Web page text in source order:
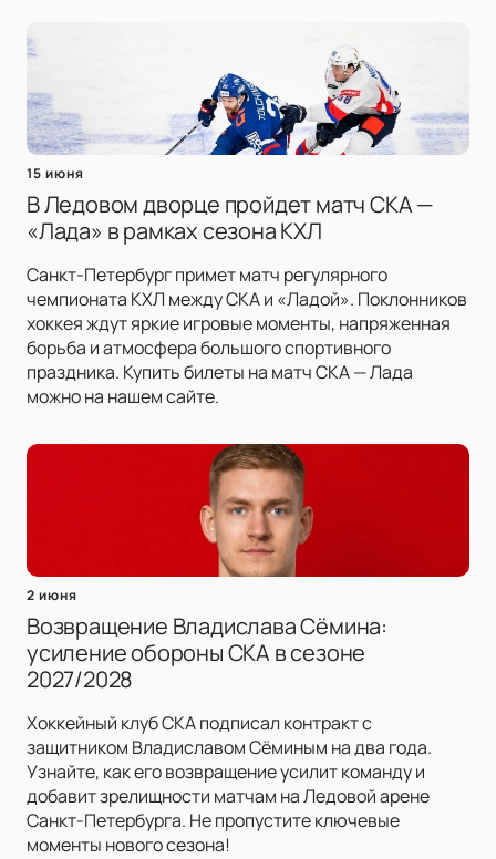
15 июня
В Ледовом дворце пройдет матч СКА —
«Лада» в рамках сезона КХЛ
Санкт-Петербург примет матч регулярного
чемпионата КХЛ между СКА и «Ладой». Поклонников
хоккея ждут яркие игровые моменты, напряженная
борьба и атмосфера большого спортивного
праздника. Купить билеты на матч СКА — Лада
можно на нашем сайте.
2 июня
Возвращение Владислава Сёмина:
усиление обороны СКА в сезоне
2027/2028
Хоккейный клуб СКА подписал контракт с
защитником Владиславом Сёминым на два года.
Узнайте, как его возвращение усилит команду и
добавит зрелищности матчам на Ледовой арене
Санкт-Петербурга. Не пропустите ключевые
моменты нового сезона!